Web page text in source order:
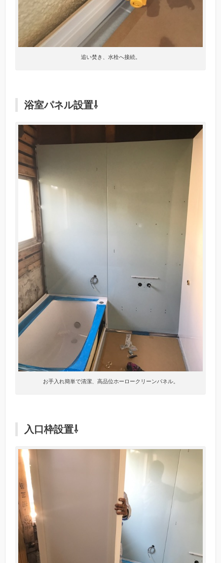
追い焚き、水栓へ接続。
浴室パネル設置⇩
お手入れ簡単で清潔、高品位ホーロークリーンパネル。
入口枠設置⇩